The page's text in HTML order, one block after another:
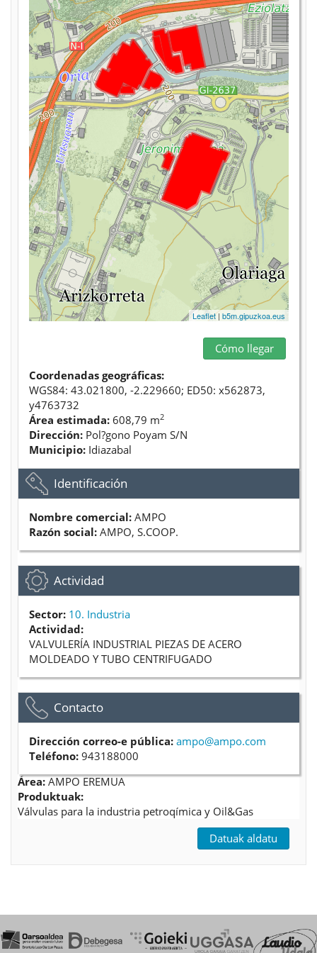
Leaflet| b5m.gipuzkoa.eus
Cómo llegar
Coordenadas geográficas:
WGS84: 43.021800, -2.229660; ED50: x562873,
y4763732
Área estimada: 608,79 m2
Dirección: Pol?gono Poyam S/N
Municipio: Idiazabal
Ocultar
Identificación
Nombre comercial: AMPO
Razón social: AMPO, S.COOP.
Ocultar
Actividad
Sector: 10. Industria
Actividad:
VALVULERÍA INDUSTRIAL PIEZAS DE ACERO
MOLDEADO Y TUBO CENTRIFUGADO
Ocultar
Contacto
Dirección correo-e pública: ampo@ampo.com
Teléfono: 943188000
Área: AMPO EREMUA
Produktuak:
Válvulas para la industria petroqímica y Oil&Gas
Datuak aldatu